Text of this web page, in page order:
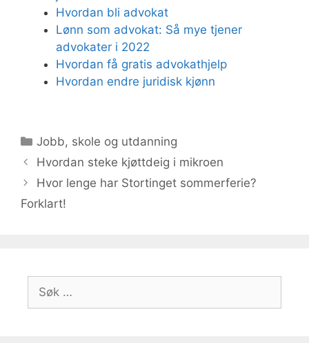
Hvordan bli advokat
Lønn som advokat: Så mye tjener
advokater i 2022
Hvordan få gratis advokathjelp
Hvordan endre juridisk kjønn
Kategorier
Jobb, skole og utdanning
Hvordan steke kjøttdeig i mikroen
Hvor lenge har Stortinget sommerferie?
Forklart!
Søk
etter: